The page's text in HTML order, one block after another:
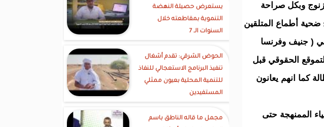
وبكل صراحة
ضحية أطماع المتلقين
في ( جنيف وفرنسا
الحقوقي قبل
كما انهم يعانون
الممنهجة حتى
يستعرض حصيلة النهضة
التنموية بمقاطعته خلال
السنوات الـ 7
الحوض الشرقي: تقدم أشغال
تنفيذ البرنامج الاستعجالي للنفاذ
للتنمية المحلية بعيون ممثلي
المستفيدين
مجمل ما قاله الناطق باسم